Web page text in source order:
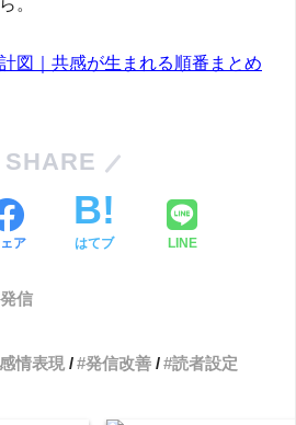
図｜共感が生まれる順番まとめ
SHARE
ア はてブ LINE
信
感情表現 発信改善 読者設定